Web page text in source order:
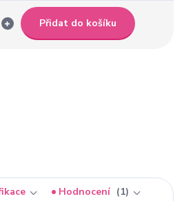
Přidat do košíku
Hodnocení
1